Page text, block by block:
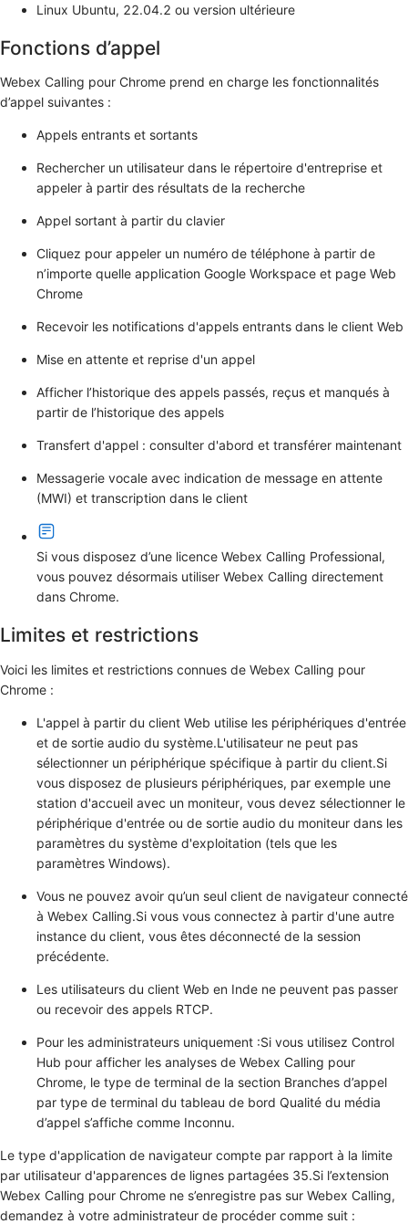
Linux Ubuntu, 22.04.2 ou version ultérieure
Fonctions d’appel
Webex Calling pour Chrome prend en charge les fonctionnalités
d’appel suivantes :
Appels entrants et sortants
Rechercher un utilisateur dans le répertoire d'entreprise et
appeler à partir des résultats de la recherche
Appel sortant à partir du clavier
Cliquez pour appeler un numéro de téléphone à partir de
n’importe quelle application Google Workspace et page Web
Chrome
Recevoir les notifications d'appels entrants dans le client Web
Mise en attente et reprise d'un appel
Afficher l’historique des appels passés, reçus et manqués à
partir de l’historique des appels
Transfert d'appel : consulter d'abord et transférer maintenant
Messagerie vocale avec indication de message en attente
(MWI) et transcription dans le client
Si vous disposez d’une licence Webex Calling Professional,
vous pouvez désormais utiliser Webex Calling directement
dans Chrome.
Limites et restrictions
Voici les limites et restrictions connues de Webex Calling pour
Chrome :
L'appel à partir du client Web utilise les périphériques d'entrée
et de sortie audio du système.L'utilisateur ne peut pas
sélectionner un périphérique spécifique à partir du client.Si
vous disposez de plusieurs périphériques, par exemple une
station d'accueil avec un moniteur, vous devez sélectionner le
périphérique d'entrée ou de sortie audio du moniteur dans les
paramètres du système d'exploitation (tels que les
paramètres Windows).
Vous ne pouvez avoir qu’un seul client de navigateur connecté
à Webex Calling.Si vous vous connectez à partir d'une autre
instance du client, vous êtes déconnecté de la session
précédente.
Les utilisateurs du client Web en Inde ne peuvent pas passer
ou recevoir des appels RTCP.
Pour les administrateurs uniquement :Si vous utilisez Control
Hub pour afficher les analyses de Webex Calling pour
Chrome, le type de terminal de la section Branches d’appel
par type de terminal du tableau de bord Qualité du média
d’appel s’affiche comme Inconnu.
Le type d'application de navigateur compte par rapport à la limite
par utilisateur d'apparences de lignes partagées 35.Si l’extension
Webex Calling pour Chrome ne s’enregistre pas sur Webex Calling,
demandez à votre administrateur de procéder comme suit :